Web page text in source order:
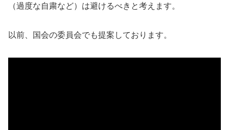
（過度な自粛など）は避けるべきと考えます。
以前、国会の委員会でも提案しております。